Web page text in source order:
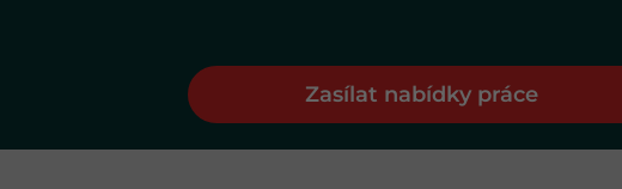
Zasílat nabídky práce